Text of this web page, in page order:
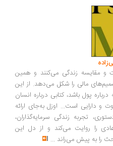
زندگی می‌کنند و همین
مالی را شکل می‌دهد. از این
باشد، کتابی درباره انسان
است... اوزل به‌جای ارائه
زندگی سرمایه‌گذاران،
را روایت می‌کند و از دل این
پیش می‌راند...